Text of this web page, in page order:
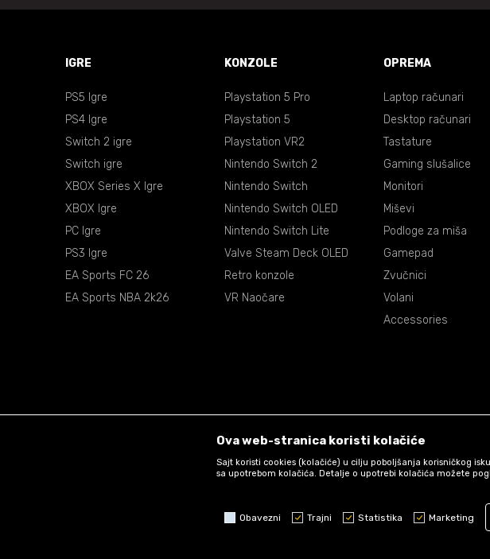
IGRE
PS5 Igre
PS4 Igre
Switch 2 igre
Switch igre
XBOX Series X Igre
XBOX Igre
PC Igre
PS3 Igre
EA Sports FC 26
EA Sports NBA 2k26
KONZOLE
Playstation 5 Pro
Playstation 5
Playstation VR2
Nintendo Switch 2
Nintendo Switch
Nintendo Switch OLED
Nintendo Switch Lite
Valve Steam Deck OLED
Retro konzole
VR Naočare
OPREMA
Laptop računari
Desktop računari
Tastature
Gaming slušalice
Monitori
Miševi
Podloge za miša
Gamepad
Zvučnici
Volani
Accessories
Ova web-stranica koristi kolačiće
Sajt koristi cookies (kolačiće) u cilju poboljšanja korisničkog
sa upotrebom kolačića. Detalje o upotrebi kolačića možete
Obavezni Trajni Statistika Marketing